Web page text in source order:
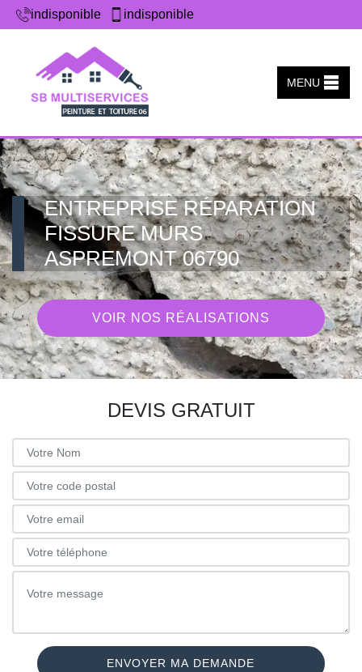
indisponible indisponible
MENU
ENTREPRISE RÉPARATION
FISSURE MURS
ASPREMONT 06790
VOIR NOS RÉALISATIONS
DEVIS GRATUIT